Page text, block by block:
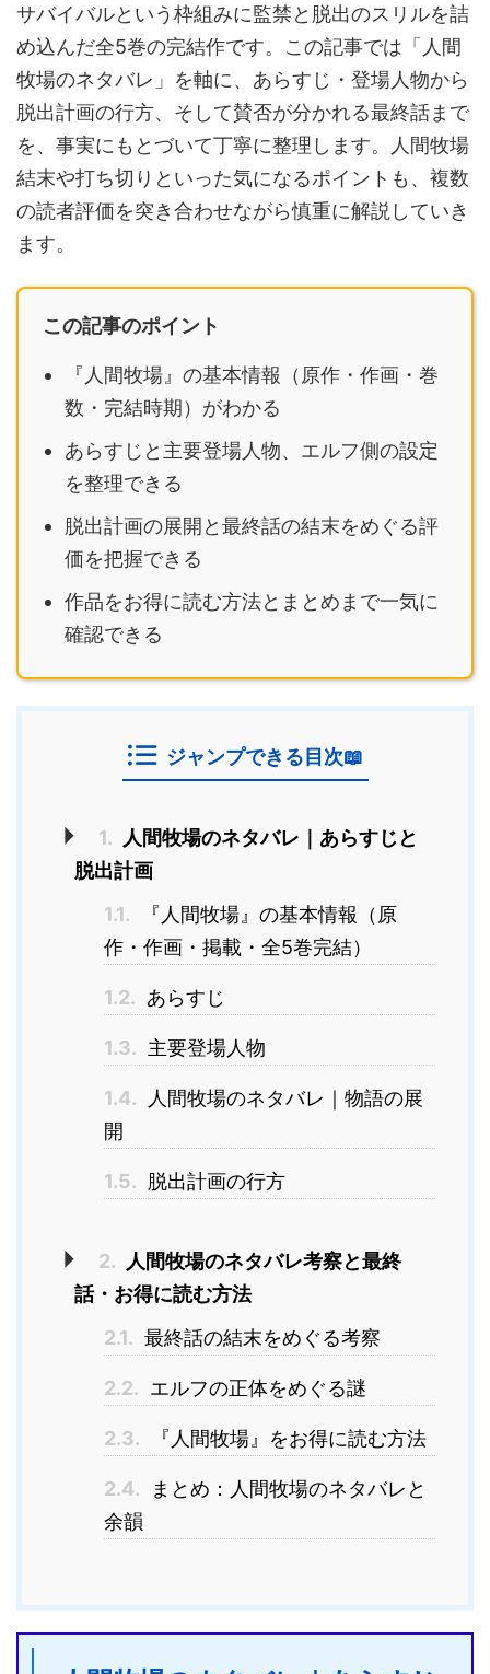
サバイバルという枠組みに監禁と脱出のスリルを詰
め込んだ全5巻の完結作です。この記事では「人間
牧場のネタバレ」を軸に、あらすじ・登場人物から
脱出計画の行方、そして賛否が分かれる最終話まで
を、事実にもとづいて丁寧に整理します。人間牧場
結末や打ち切りといった気になるポイントも、複数
の読者評価を突き合わせながら慎重に解説していき
ます。
この記事のポイント
『人間牧場』の基本情報（原作・作画・巻
数・完結時期）がわかる
あらすじと主要登場人物、エルフ側の設定
を整理できる
脱出計画の展開と最終話の結末をめぐる評
価を把握できる
作品をお得に読む方法とまとめまで一気に
確認できる
ジャンプできる目次📖
1.
人間牧場のネタバレ｜あらすじと
脱出計画
1.1.
『人間牧場』の基本情報（原
作・作画・掲載・全5巻完結）
1.2. あらすじ
1.3. 主要登場人物
1.4.
人間牧場のネタバレ｜物語の展
開
1.5. 脱出計画の行方
2.
人間牧場のネタバレ考察と最終
話・お得に読む方法
2.1. 最終話の結末をめぐる考察
2.2. エルフの正体をめぐる謎
2.3. 『人間牧場』をお得に読む方法
2.4.
まとめ：人間牧場のネタバレと
余韻